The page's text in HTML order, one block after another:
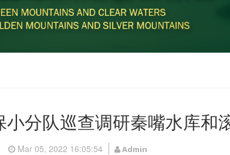
分队巡查调研秦嘴水库和
Mar 05, 2022 16:05:54 Admin